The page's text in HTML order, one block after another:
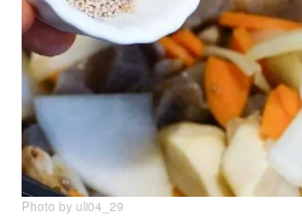
Photo by uli04_29